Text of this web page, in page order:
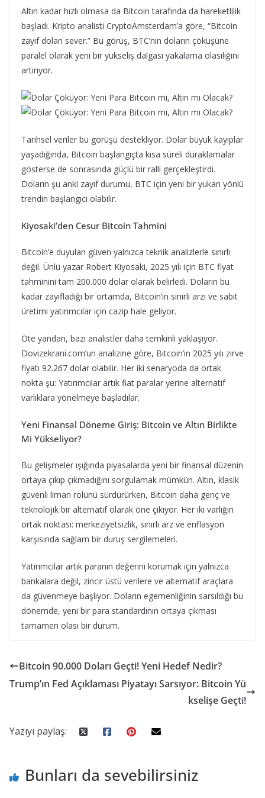
Altın kadar hızlı olmasa da Bitcoin tarafında da hareketlilik
başladı. Kripto analisti CryptoAmsterdam’a göre, “Bitcoin
zayıf doları sever.” Bu görüş, BTC’nin doların çöküşüne
paralel olarak yeni bir yükseliş dalgası yakalama olasılığını
artırıyor.
Tarihsel veriler bu görüşü destekliyor. Dolar büyük kayıplar
yaşadığında, Bitcoin başlangıçta kısa süreli duraklamalar
gösterse de sonrasında güçlü bir ralli gerçekleştirdi.
Doların şu anki zayıf durumu, BTC için yeni bir yukarı yönlü
trendin başlangıcı olabilir.
Kiyosaki’den Cesur Bitcoin Tahmini
Bitcoin’e duyulan güven yalnızca teknik analizlerle sınırlı
değil. Ünlü yazar Robert Kiyosaki, 2025 yılı için BTC fiyat
tahminini tam 200.000 dolar olarak belirledi. Doların bu
kadar zayıfladığı bir ortamda, Bitcoin’in sınırlı arzı ve sabit
üretimi yatırımcılar için cazip hale geliyor.
Öte yandan, bazı analistler daha temkinli yaklaşıyor.
Dovizekrani.com’un analizine göre, Bitcoin’in 2025 yılı zirve
fiyatı 92.267 dolar olabilir. Her iki senaryoda da ortak
nokta şu: Yatırımcılar artık fiat paralar yerine alternatif
varlıklara yönelmeye başladılar.
Yeni Finansal Döneme Giriş: Bitcoin ve Altın Birlikte
Mi Yükseliyor?
Bu gelişmeler ışığında piyasalarda yeni bir finansal düzenin
ortaya çıkıp çıkmadığını sorgulamak mümkün. Altın, klasik
güvenli liman rolünü sürdürürken, Bitcoin daha genç ve
teknolojik bir alternatif olarak öne çıkıyor. Her iki varlığın
ortak noktası: merkeziyetsizlik, sınırlı arz ve enflasyon
karşısında sağlam bir duruş sergilemeleri.
Yatırımcılar artık paranın değerini korumak için yalnızca
bankalara değil, zincir üstü verilere ve alternatif araçlara
da güvenmeye başlıyor. Doların egemenliğinin sarsıldığı bu
dönemde, yeni bir para standardının ortaya çıkması
tamamen olası bir durum.
Bitcoin 90.000 Doları Geçti! Yeni Hedef Nedir?
Trump’ın Fed Açıklaması Piyatayı Sarsıyor: Bitcoin Yü
kselişe Geçti!
Yazıyı paylaş:
Bunları da sevebilirsiniz